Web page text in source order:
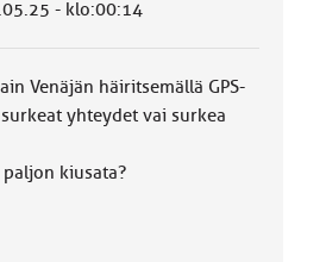
- klo:00:14
Venäjän häiritsemällä GPS-
yhteydet vai surkea
kiusata?